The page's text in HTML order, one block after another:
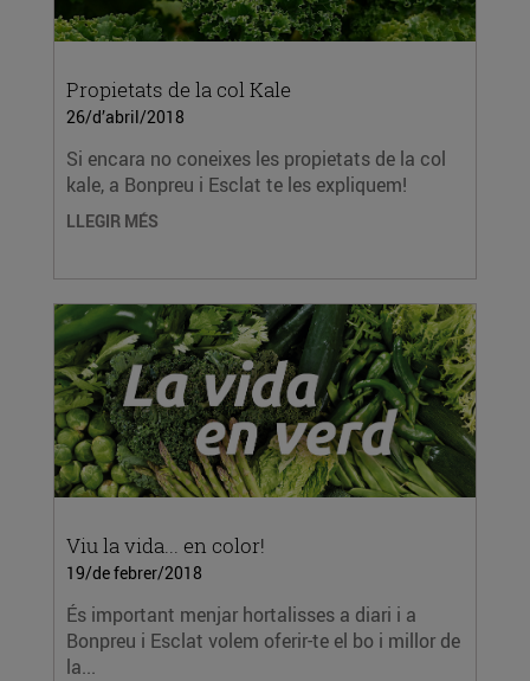
Propietats de la col Kale
26/d’abril/2018
Si encara no coneixes les propietats de la col
kale, a Bonpreu i Esclat te les expliquem!
LLEGIR MÉS
Viu la vida... en color!
19/de febrer/2018
És important menjar hortalisses a diari i a
Bonpreu i Esclat volem oferir-te el bo i millor de
la...